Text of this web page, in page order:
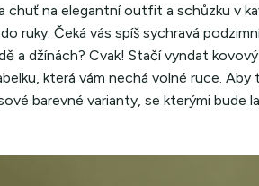
chuť na elegantní outfit a schůzku v
ruky. Čeká vás spíš sychravá
a džínách? Cvak! Stačí vyndat
která vám nechá volné ruce. Aby
barevné varianty, se kterými bude